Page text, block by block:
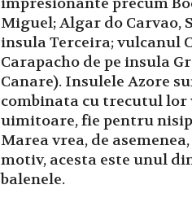
Miguel; Algar do Carvao,
insula Terceira; vulcanul
Carapacho de pe insula
Canare). Insulele Azore
combinata cu trecutul lor
uimitoare, fie pentru
Marea vrea, de
motiv, acesta este unul
balenele.